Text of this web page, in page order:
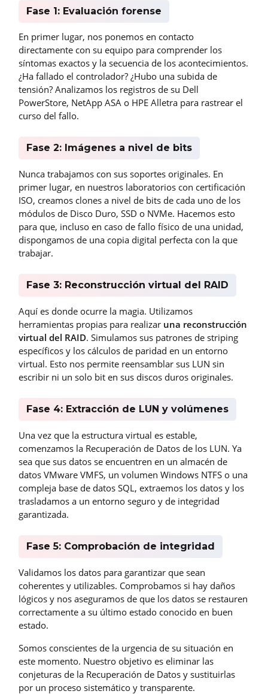
Fase 1: Evaluación forense
En primer lugar, nos ponemos en contacto
directamente con su equipo para comprender los
síntomas exactos y la secuencia de los acontecimientos.
¿Ha fallado el controlador? ¿Hubo una subida de
tensión? Analizamos los registros de su Dell
PowerStore, NetApp ASA o HPE Alletra para rastrear el
curso del fallo.
Fase 2: Imágenes a nivel de bits
Nunca trabajamos con sus soportes originales. En
primer lugar, en nuestros laboratorios con certificación
ISO, creamos clones a nivel de bits de cada uno de los
módulos de Disco Duro, SSD o NVMe. Hacemos esto
para que, incluso en caso de fallo físico de una unidad,
dispongamos de una copia digital perfecta con la que
trabajar.
Fase 3: Reconstrucción virtual del RAID
Aquí es donde ocurre la magia. Utilizamos
herramientas propias para realizar una reconstrucción
virtual del RAID. Simulamos sus patrones de striping
específicos y los cálculos de paridad en un entorno
virtual. Esto nos permite reensamblar sus LUN sin
escribir ni un solo bit en sus discos duros originales.
Fase 4: Extracción de LUN y volúmenes
Una vez que la estructura virtual es estable,
comenzamos la Recuperación de Datos de los LUN. Ya
sea que sus datos se encuentren en un almacén de
datos VMware VMFS, un volumen Windows NTFS o una
compleja base de datos SQL, extraemos los datos y los
trasladamos a un entorno seguro y de integridad
garantizada.
Fase 5: Comprobación de integridad
Validamos los datos para garantizar que sean
coherentes y utilizables. Comprobamos si hay daños
lógicos y nos aseguramos de que los datos se restauren
correctamente a su último estado conocido en buen
estado.
Somos conscientes de la urgencia de su situación en
este momento. Nuestro objetivo es eliminar las
conjeturas de la Recuperación de Datos y sustituirlas
por un proceso sistemático y transparente.